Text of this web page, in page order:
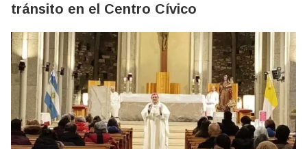
tránsito en el Centro Cívico